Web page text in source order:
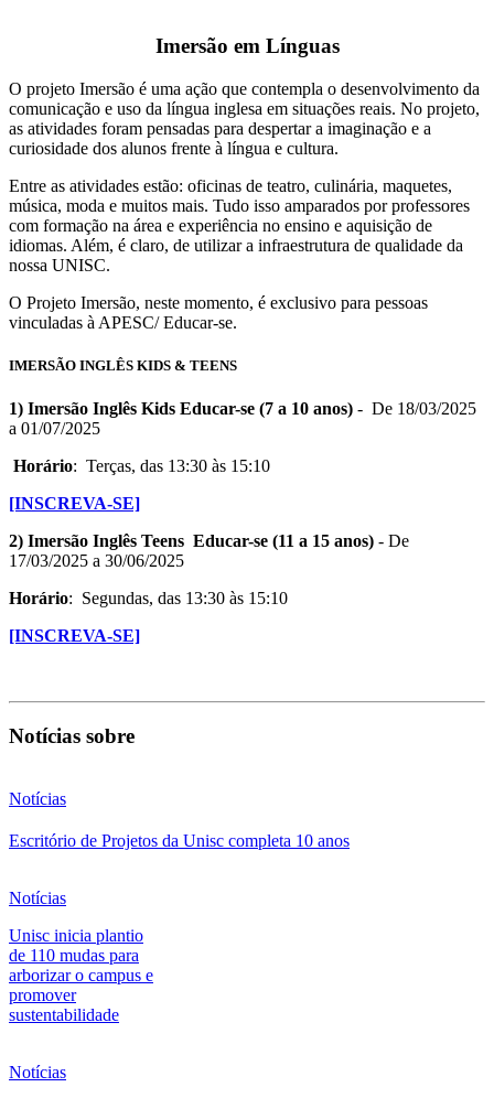
Imersão em Línguas
O projeto Imersão é uma ação que contempla o desenvolvimento da
comunicação e uso da língua inglesa em situações reais. No projeto,
as atividades foram pensadas para despertar a imaginação e a
curiosidade dos alunos frente à língua e cultura.
Entre as atividades estão: oficinas de teatro, culinária, maquetes,
música, moda e muitos mais. Tudo isso amparados por professores
com formação na área e experiência no ensino e aquisição de
idiomas. Além, é claro, de utilizar a infraestrutura de qualidade da
nossa UNISC.
O Projeto Imersão, neste momento, é exclusivo para pessoas
vinculadas à APESC/ Educar-se.
IMERSÃO INGLÊS KIDS & TEENS
1) Imersão Inglês Kids Educar-se (7 a 10 anos) - De 18/03/2025
a 01/07/2025
Horário: Terças, das 13:30 às 15:10
[INSCREVA-SE]
2) Imersão Inglês Teens Educar-se (11 a 15 anos) - De
17/03/2025 a 30/06/2025
Horário: Segundas, das 13:30 às 15:10
[INSCREVA-SE]
Notícias sobre
Notícias
Escritório de Projetos da Unisc completa 10 anos
Notícias
Unisc inicia plantio
de 110 mudas para
arborizar o campus e
promover
sustentabilidade
Notícias